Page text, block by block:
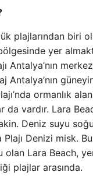
plajlarından biri
yer
Antalya’nın
Antalya’nın
ormanlık
da vardır. Lara
Deniz suyu
Plajı Denizi misk.
olan Lara Beach,
plajlar arasında.